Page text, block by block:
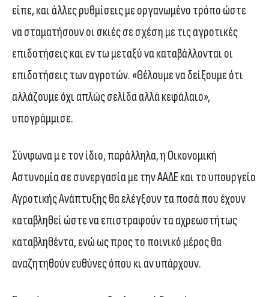
είπε, και άλλες ρυθμίσεις με οργανωμένο τρόπο ώστε
να σταματήσουν οι σκιές σε σχέση με τις αγροτικές
επιδοτήσεις και εν τω μεταξύ να καταβάλλονται οι
επιδοτήσεις των αγροτών. «Θέλουμε να δείξουμε ότι
αλλάζουμε όχι απλώς σελίδα αλλά κεφάλαιο»,
υπογράμμισε.
Σύνφωνα μ ε τον ίδιο, παράλληλα, η Οικονομική
Αστυνομία σε συνεργασία με την ΑΑΔΕ και το υπουργείο
Αγροτικής Ανάπτυξης θα ελέγξουν τα ποσά που έχουν
καταβληθεί ώστε να επιστραφούν τα αχρεωστήτως
καταβληθέντα, ενώ ως προς το ποινικό μέρος θα
αναζητηθούν ευθύνες όπου κι αν υπάρχουν.